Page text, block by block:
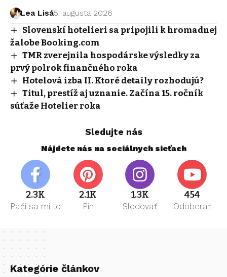
Lea Lisá5. augusta 2026
Slovenskí hotelieri sa pripojili k hromadnej
žalobe Booking.com
TMR zverejnila hospodárske výsledky za
prvý polrok finančného roka
Hotelová izba II. Ktoré detaily rozhodujú?
Titul, prestíž aj uznanie. Začína 15. ročník
súťaže Hotelier roka
Sledujte nás
Nájdete nás na sociálnych sieťach
2.3K
Páči sa mi to
2.1K
Pin
1.3K
Sledovať
454
Odoberať
Kategórie článkov